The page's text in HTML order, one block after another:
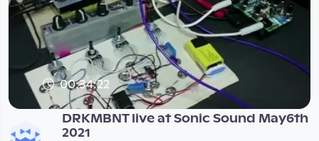
00:34:22
DRKMBNT live at Sonic Sound May6th
2021